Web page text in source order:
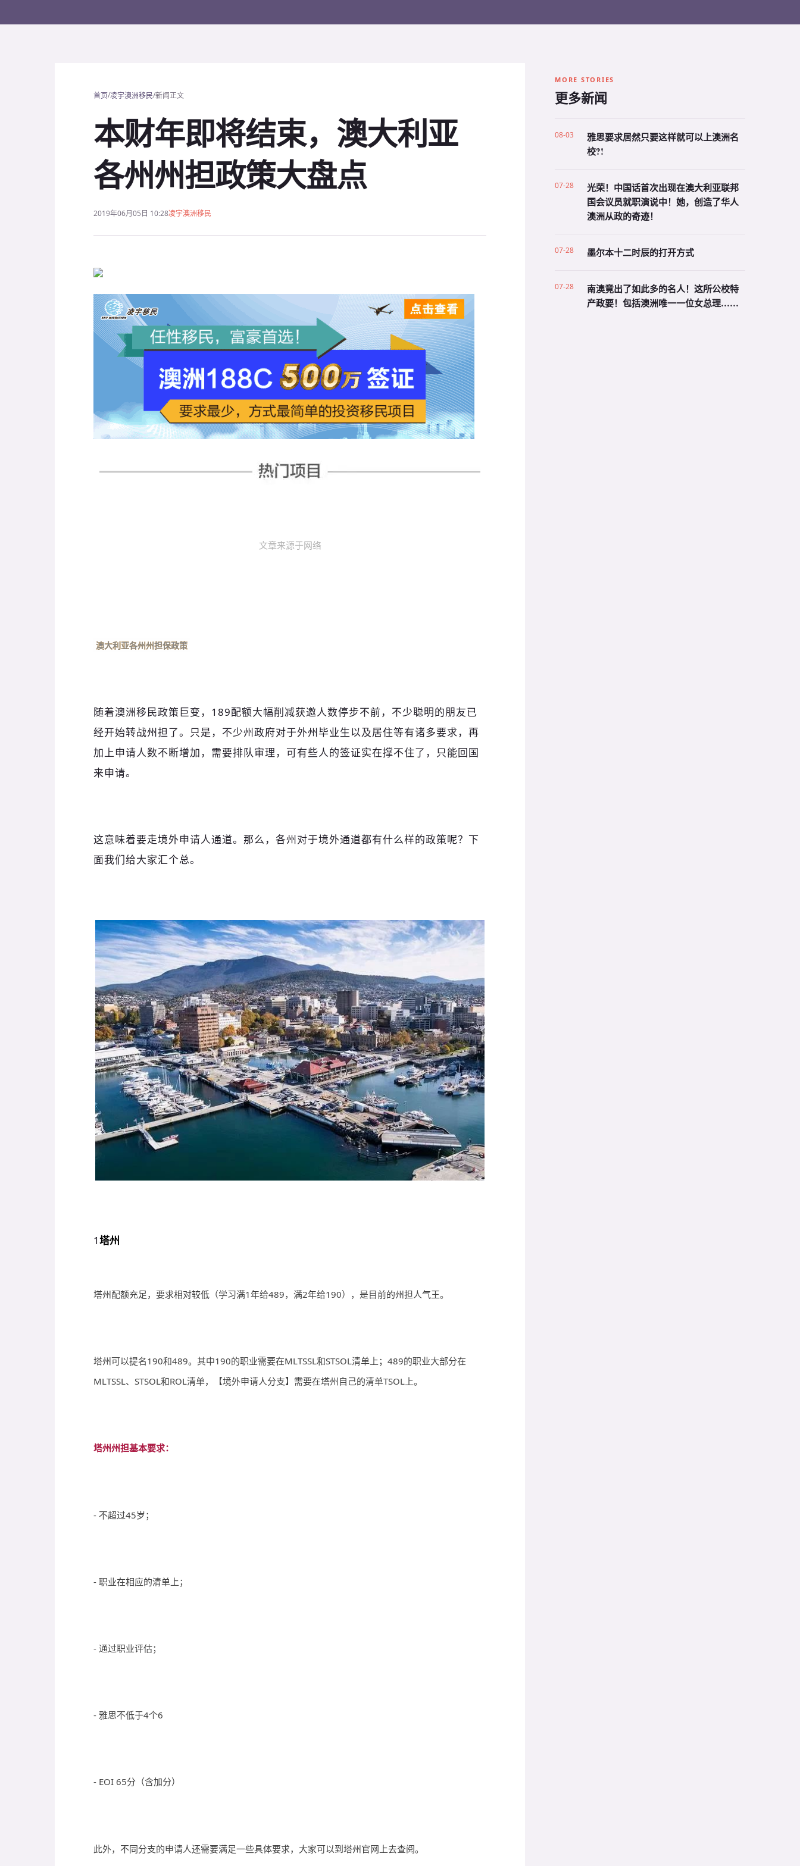
首页/凌宇澳洲移民/新闻正文
本财年即将结束，澳大利亚
各州州担政策大盘点
2019年06月05日 10:28凌宇澳洲移民
文章来源于网络
澳大利亚各州州担保政策
随着澳洲移民政策巨变，189配额大幅削减获邀人数停步不前，不少聪明的朋友已
经开始转战州担了。只是，不少州政府对于外州毕业生以及居住等有诸多要求，再
加上申请人数不断增加，需要排队审理，可有些人的签证实在撑不住了，只能回国
来申请。
这意味着要走境外申请人通道。那么，各州对于境外通道都有什么样的政策呢？下
面我们给大家汇个总。
1塔州
塔州配额充足，要求相对较低（学习满1年给489，满2年给190），是目前的州担人气王。
塔州可以提名190和489。其中190的职业需要在MLTSSL和STSOL清单上；489的职业大部分在
MLTSSL、STSOL和ROL清单，【境外申请人分支】需要在塔州自己的清单TSOL上。
塔州州担基本要求：
- 不超过45岁；
- 职业在相应的清单上；
- 通过职业评估；
- 雅思不低于4个6
- EOI 65分（含加分）
此外，不同分支的申请人还需要满足一些具体要求，大家可以到塔州官网上去查阅。
MORE STORIES
更多新闻
08-03
雅思要求居然只要这样就可以上澳洲名
校?!
07-28
光荣！中国话首次出现在澳大利亚联邦
国会议员就职演说中！她，创造了华人
澳洲从政的奇迹！
07-28 墨尔本十二时辰的打开方式
07-28
南澳竟出了如此多的名人！这所公校特
产政要！包括澳洲唯一一位女总理……